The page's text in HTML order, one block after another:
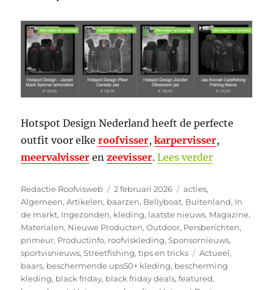
Hotspot Design Nederland heeft de perfecte
outfit voor elkeroofvisser,karpervisser,
meervalvisser enzeevisser.Lees verder“Warm de
Auteur
Redactie Roofvisweb
Geplaatst
op
2 februari 2026 Categorieën
acties,
Algemeen,Artikelen, baarzen, Bellyboat, Buitenland, In
de markt, Ingezonden, kleding, laatste nieuws, Magazine,
Materialen, Nieuwe Producten,Outdoor, Persberichten,
primeur, Productinfo, roofviskleding,Sponsornieuws,
sportvisnieuws,Streetfishing,tips en tricks Tags
Actueel,
baars, beschermende ups50+ kleding, bescherming
kleding, black friday, black friday deals,featured,